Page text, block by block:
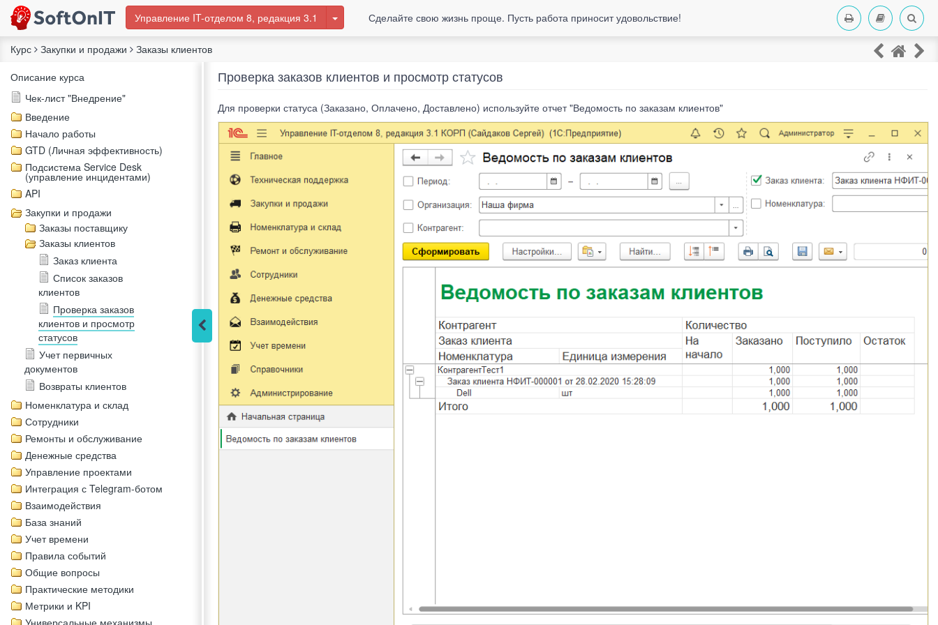
Управление IT-отделом 8, редакция 3.1 Сделайте свою жизнь проще. Пусть работа приносит удовольствие!
Курс Закупки и продажи
Заказы клиентов
Описание курса
Чек-лист "Внедрение"
Введение
Начало работы
GTD (Личная эффективность)
Подсистема Service Desk
(управление инцидентами)
API
Закупки и продажи
Заказы поставщику
Заказы клиентов
Заказ клиента
Список заказов
клиентов
Проверка заказов
клиентов и просмотр
статусов
Учет первичных
документов
Возвраты клиентов
Номенклатура и склад
Сотрудники
Ремонты и обслуживание
Денежные средства
Управление проектами
Интеграция с Telegram-ботом
Взаимодействия
База знаний
Учет времени
Правила событий
Общие вопросы
Практические методики
Метрики и KPI
Универсальные механизмы
Проверка заказов клиентов и просмотр статусов
Для проверки статуса (Заказано, Оплачено, Доставлено) используйте отчет "Ведомость по заказам клиентов"